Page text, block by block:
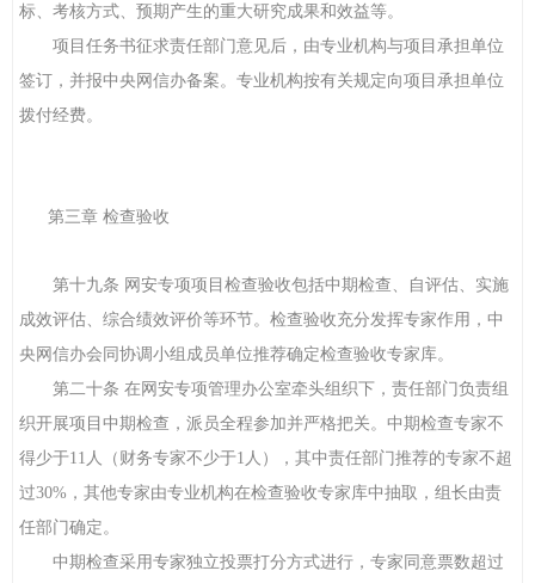
标、考核方式、预期产生的重大研究成果和效益等。
项目任务书征求责任部门意见后，由专业机构与项目承担单位
签订，并报中央网信办备案。专业机构按有关规定向项目承担单位
拨付经费。
第三章 检查验收
第十九条 网安专项项目检查验收包括中期检查、自评估、实施
成效评估、综合绩效评价等环节。检查验收充分发挥专家作用，中
央网信办会同协调小组成员单位推荐确定检查验收专家库。
第二十条 在网安专项管理办公室牵头组织下，责任部门负责组
织开展项目中期检查，派员全程参加并严格把关。中期检查专家不
得少于11人（财务专家不少于1人），其中责任部门推荐的专家不超
过30%，其他专家由专业机构在检查验收专家库中抽取，组长由责
任部门确定。
中期检查采用专家独立投票打分方式进行，专家同意票数超过